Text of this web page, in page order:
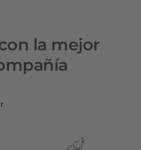
la mejor